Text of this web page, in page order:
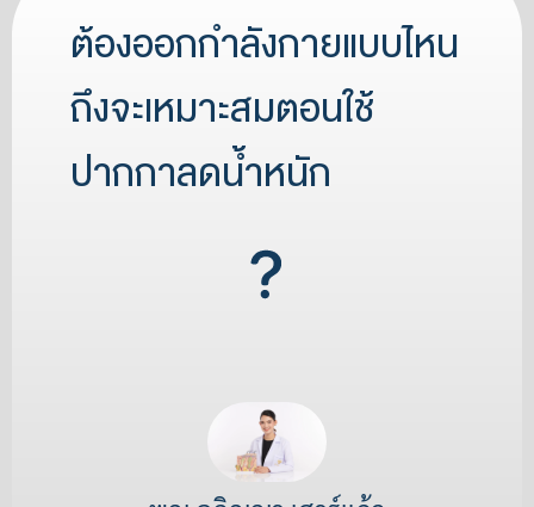
ต้องออกกำลังกายแบบไหน
ถึงจะเหมาะสมตอนใช้
ปากกาลดน้ำหนัก